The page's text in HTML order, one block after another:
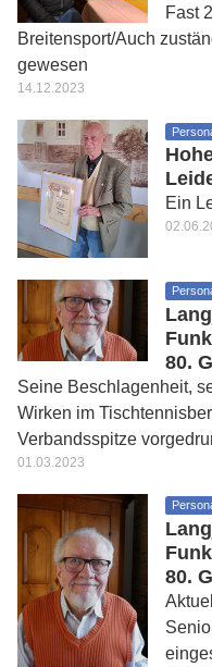
Fast
Breitensport/Auch
gewesen
14.12.2023
Ein
80.
Seine Beschlagenheit,
Wirken im
Verbandsspitze
01.03.2023
80.